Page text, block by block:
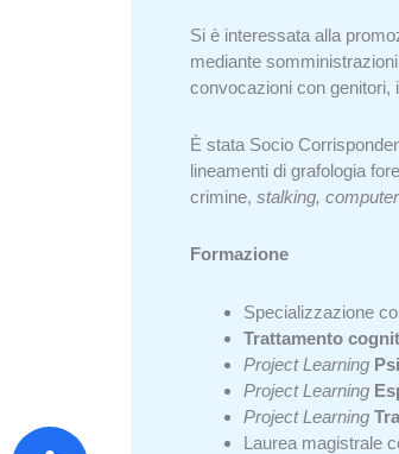
Si è interessata alla
mediante
convocazioni con genitori,
È stata Socio
lineamenti di grafologia
crimine, stalking,
Formazione
Specializzazione
Trattamento
Project Learning
Project Learning
Project Learning
Laurea magistrale